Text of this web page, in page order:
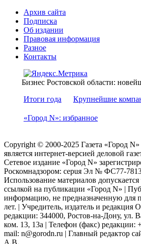
Архив сайта
Подписка
Об издании
Правовая информация
Разное
Контакты
Бизнес Ростовской области:
Итоги года
Крупнейшие
«Город N»: избранное
Copyright © 2000-2025 Газета «Город
является интернет-версией деловой
Сетевое издание «Город N»
Роскомнадзором: серuя Эл № ФС77-
Использование материалов
ссылкой на публикации «Город N» |
информацию, не предназначенную для
лет. | Учредитель, издатель и редакция
редакции: 344000, Ростов-на-Дону, ул.
ком. 13, 13а | Телефон (факс) редакции:
mail: n@gorodn.ru | Главный редактор
А.В.